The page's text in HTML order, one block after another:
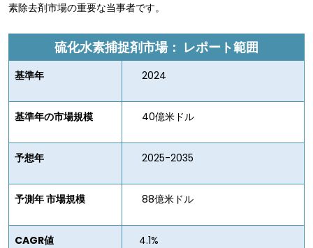
素除去剤市場の重要な当事者です。
硫化水素捕捉剤市場： レポート範囲
基準年 2024
基準年の市場規模 40億米ドル
予想年 2025-2035
予測年 市場規模 88億米ドル
CAGR値 4.1%